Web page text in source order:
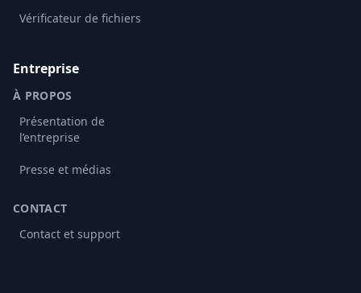
Vérificateur de fichiers
Entreprise
À PROPOS
Présentation de
l’entreprise
Presse et médias
CONTACT
Contact et support